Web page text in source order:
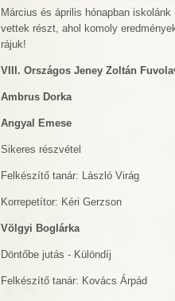
Március és április hónapban
vettek részt, ahol komoly
rájuk!
VIII. Országos Jeney Zoltán
Ambrus Dorka
Angyal Emese
Sikeres részvétel
Felkészítő tanár: László Virág
Korrepetítor: Kéri Gerzson
Völgyi Boglárka
Döntőbe jutás - Különdíj
Felkészítő tanár: Kovács Árpád